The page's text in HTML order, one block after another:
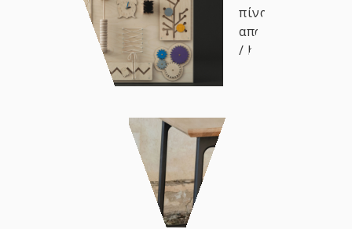
πίνακας
απασχόλησης
/ busy board